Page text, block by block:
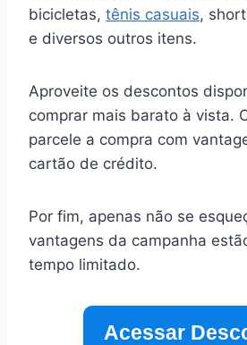
bicicletas, tênis casuais,
e diversos outros itens.
Aproveite os descontos
comprar mais barato à vista.
parcele a compra com
cartão de crédito.
Por fim, apenas não se
vantagens da campanha
tempo limitado.
Acessar